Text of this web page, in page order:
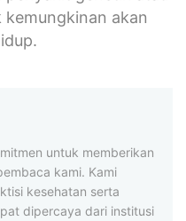
akan
untuk memberikan
kami. Kami
kesehatan serta
dipercaya dari institusi